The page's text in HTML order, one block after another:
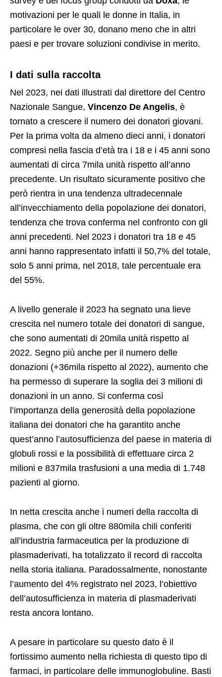
motivazioni per le quali le donne in Italia, in
particolare le over 30, donano meno che in altri
paesi e per trovare soluzioni condivise in merito.
I dati sulla raccolta
Nel 2023, nei dati illustrati dal direttore del Centro
Nazionale Sangue, Vincenzo De Angelis, è
tornato a crescere il numero dei donatori giovani.
Per la prima volta da almeno dieci anni, i donatori
compresi nella fascia d’età tra i 18 e i 45 anni sono
aumentati di circa 7mila unità rispetto all’anno
precedente. Un risultato sicuramente positivo che
però rientra in una tendenza ultradecennale
all’invecchiamento della popolazione dei donatori,
tendenza che trova conferma nel confronto con gli
anni precedenti. Nel 2023 i donatori tra 18 e 45
anni hanno rappresentato infatti il 50,7% del totale,
solo 5 anni prima, nel 2018, tale percentuale era
del 55%.
A livello generale il 2023 ha segnato una lieve
crescita nel numero totale dei donatori di sangue,
che sono aumentati di 20mila unità rispetto al
2022. Segno più anche per il numero delle
donazioni (+36mila rispetto al 2022), aumento che
ha permesso di superare la soglia dei 3 milioni di
donazioni in un anno. Si conferma così
l’importanza della generosità della popolazione
italiana dei donatori che ha garantito anche
quest’anno l’autosufficienza del paese in materia di
globuli rossi e la possibilità di effettuare circa 2
milioni e 837mila trasfusioni a una media di 1.748
pazienti al giorno.
In netta crescita anche i numeri della raccolta di
plasma, che con gli oltre 880mila chili conferiti
all’industria farmaceutica per la produzione di
plasmaderivati, ha totalizzato il record di raccolta
nella storia italiana. Paradossalmente, nonostante
l’aumento del 4% registrato nel 2023, l’obiettivo
dell’autosufficienza in materia di plasmaderivati
resta ancora lontano.
A pesare in particolare su questo dato è il
fortissimo aumento nella richiesta di questo tipo di
farmaci, in particolare delle immunoglobuline. Basti